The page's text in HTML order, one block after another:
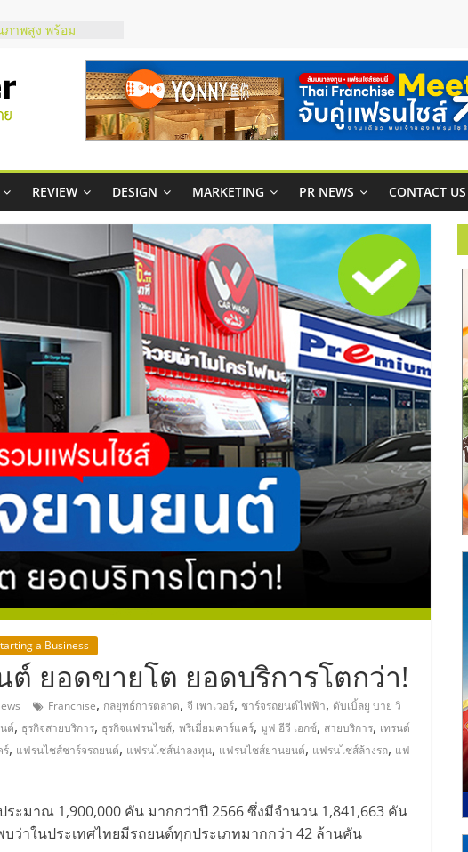
ไชส์ยอนนี่
าพสูง พร้อม
เสียง
ในไทยที่ไหนดี?
ให้คุ้มค่าและตอบ
สภาพคล่องให้ธุรกิจ
ย
กาสบริหารสถานี
REVIEW DESIGN MARKETING PR NEWS CONTACT US
a Business
ยอดขายโต ยอดบริการโตกว่า!
Franchise, กลยุทธ์การตลาด, จี เพาเวอร์, ชาร์จรถยนต์ไฟฟ้า, ดับเบิ้ลยู บาย วิ
ต์, ธุรกิจสายบริการ, ธุรกิจแฟรนไชส์, พรีเมี่ยมคาร์แคร์, มูฟ อีวี เอกซ์, สายบริการ, เทรนด์
ร์, แฟรนไชส์ชาร์จรถยนต์, แฟรนไชส์น่าลงทุน, แฟรนไชส์ยานยนต์, แฟรนไชส์ล้างรถ, แฟ
ะมาณ 1,900,000 คัน มากกว่าปี 2566 ซึ่งมีจำนวน 1,841,663 คัน
ว่าในประเทศไทยมีรถยนต์ทุกประเภทมากกว่า 42 ล้านคัน